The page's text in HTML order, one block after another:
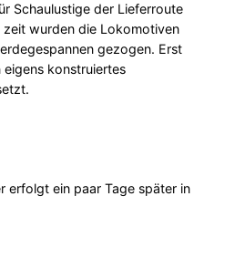
Schaulustige der Lieferroute
zeit wurden die Lokomotiven
gezogen. Erst
konstruiertes
erfolgt ein paar Tage später in